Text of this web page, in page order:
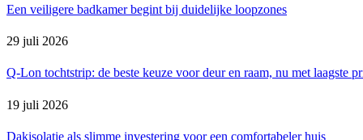
Een veiligere badkamer begint bij duidelijke loopzones
29 juli 2026
Q-Lon tochtstrip: de beste keuze voor deur en raam, nu met laagste
19 juli 2026
Dakisolatie als slimme investering voor een comfortabeler huis